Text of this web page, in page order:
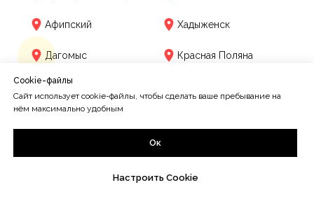
Афипский Хадыженск
Дагомыс Красная Поляна
ОТЗЫВЫ
Cookie-файлы
Сайт использует cookie-файлы, чтобы сделать ваше пребывание на
нём максимально удобным
Ок
Настроить Cookie